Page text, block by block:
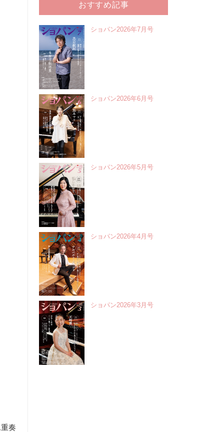
奏
おすすめ記事
ショパン2026年7月号
ショパン2026年6月号
ショパン2026年5月号
ショパン2026年4月号
ショパン2026年3月号